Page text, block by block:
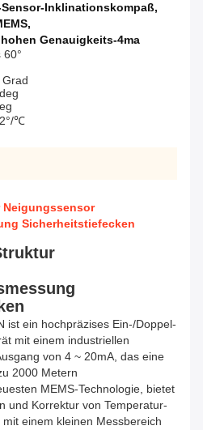
Inklinationskompaß,
,
Genauigkeits-4ma
60°
℃
Neigungssensor
Sicherheitstiefecken
ist ein hochpräzises Ein-/Doppel-
mit einem industriellen
von 4 ~ 20mA, das eine
2000 Metern
MEMS-Technologie, bietet
und Korrektur von Temperatur-
einem kleinen Messbereich